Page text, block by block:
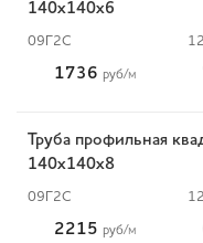
140х140х6
09Г2С
1736 руб/м
Труба профильная
140х140х8
09Г2С
2215 руб/м